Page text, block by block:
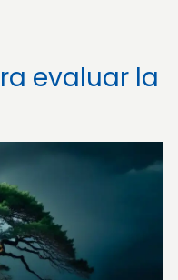
evaluar la